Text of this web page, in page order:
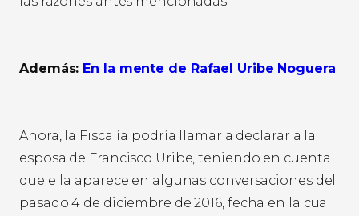
Además: En la mente de Rafael Uribe Noguera
Ahora, la Fiscalía podría llamar a declarar a la
esposa de Francisco Uribe, teniendo en cuenta
que ella aparece en algunas conversaciones del
pasado 4 de diciembre de 2016, fecha en la cual